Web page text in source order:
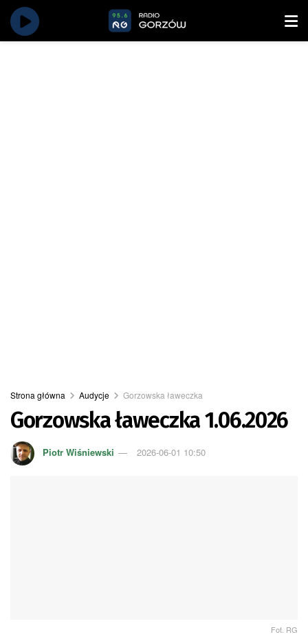
Strona główna Audycje Gorzowska ławeczka
Gorzowska ławeczka 1.06.2026
Piotr Wiśniewski 2026-06-01 10:50
Fot. RG